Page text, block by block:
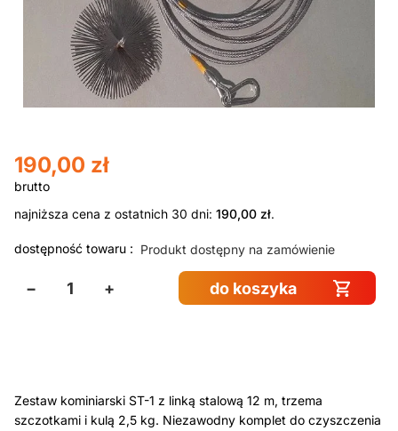
Zestaw kominiarski ST-1 z linką stalową 12 m, trzema
szczotkami i kulą 2,5 kg. Niezawodny komplet do czyszczenia
190,00 zł
najniższa cena z ostatnich 30 dni: 190,00 zł.
dostępność towaru : Produkt dostępny na zamówienie
− + do koszyka